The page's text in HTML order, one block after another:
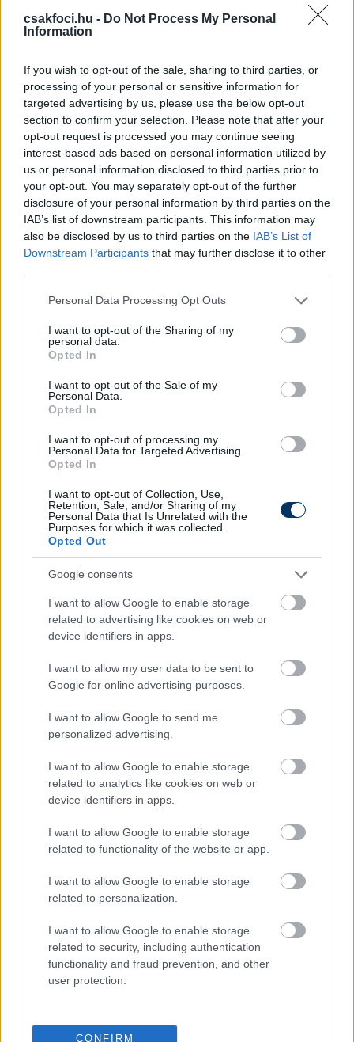
csakfoci.hu - Do Not Process My Personal
Information
If you wish to opt-out of the sale, sharing to third parties, or
processing of your personal or sensitive information for
targeted advertising by us, please use the below opt-out
section to confirm your selection. Please note that after your
opt-out request is processed you may continue seeing
interest-based ads based on personal information utilized by
us or personal information disclosed to third parties prior to
your opt-out. You may separately opt-out of the further
disclosure of your personal information by third parties on the
IAB’s list of downstream participants. This information may
also be disclosed by us to third parties on the IAB’s List of
Downstream Participants that may further disclose it to other
Please note that this website/app uses one or more Google
not limited to your visit or usage behaviour. You may click to
grant or deny consent to Google and its third-party tags to
use your data for below specified purposes in below Google
consent section.
Personal Data Processing Opt Outs
I want to opt-out of the Sharing of my
personal data.
Opted In
I want to opt-out of the Sale of my
Personal Data.
Opted In
I want to opt-out of processing my
Personal Data for Targeted Advertising.
Opted In
I want to opt-out of Collection, Use,
Retention, Sale, and/or Sharing of my
Personal Data that Is Unrelated with the
Purposes for which it was collected.
Opted Out
Google consents
I want to allow Google to enable storage
related to advertising like cookies on web or
device identifiers in apps.
I want to allow my user data to be sent to
Google for online advertising purposes.
I want to allow Google to send me
personalized advertising.
I want to allow Google to enable storage
related to analytics like cookies on web or
device identifiers in apps.
I want to allow Google to enable storage
related to functionality of the website or app.
I want to allow Google to enable storage
related to personalization.
I want to allow Google to enable storage
related to security, including authentication
functionality and fraud prevention, and other
user protection.
CONFIRM
A 26 éves támadó 2018 nyarán igazolt
Midtjyllandhoz, azonban nem tudott állandó
nyáron fél évre a norvég Valerengához került
kölcsönbe, ahol 10 tétmérkőzésen lépett pályára és
két gólt szerzett.
Folyamatosan arra összpontosítunk, hogy a
játékosok számára a legjobb keretet alakítsuk ki a
fejlődésük érdekében. Biztosak vagyunk abban,
hogy a Honvéddal kötött megállapodás Mayron
előnyére fog válni- tette hozzá Graversen.
A 189 cm-es, jobblábas támadó 2014 nyara játszik
Európában, többnyire Dániában játszott.
Pályafutása során megfordult a görög és a norvég
bajnokságban is. A dán első osztályban eddig
A klubhonlap hozzáteszi, George azonnal
klubhoz.
visszatérőt jelentettek be
Hidi Patrik, aki ezúttal nem gondolkodik abban, hogy
mikor mehet újra külföldre.
Elolvasom
Itt állíthatod be, hogy a Csakfoci az elsők
között legyen a Google-találatokban
Tetszett a cikk? Megosztanád?
Link másolása Email küldés
CÍMKÉK: #MAGYAR FOCI #NB I #HONVÉD
#MIDTJYLLAND
#MAYRON GEORGE